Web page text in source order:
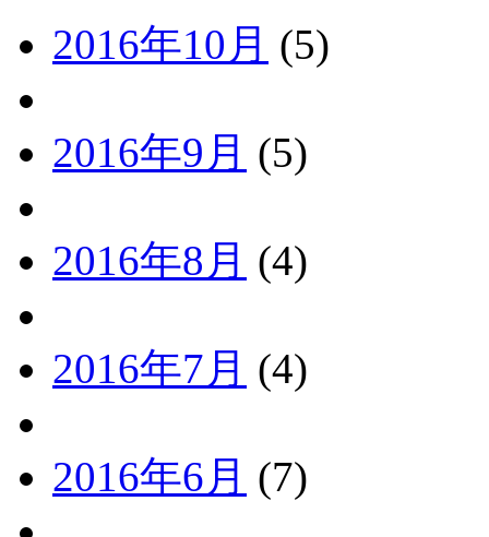
2016年10月 (5)
2016年9月 (5)
2016年8月 (4)
2016年7月 (4)
2016年6月 (7)